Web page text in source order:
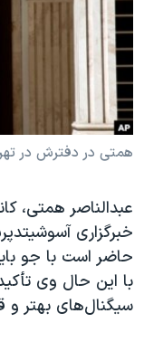
فرهنگ و زندگی
حقوق شهروندی
علم و فناوری
اسرائیل در جنگ
آرشیو پخش زنده
مستندها
انتخابات ریاست
حمله جمهوری
رمز مهسا
ورزش زنان در ایران
مجموعه مستندهای
تریبونال مردمی آبان ۹۸
دادگاه حمید نوری
چهل سال
دنبال کنید
زبانهای مختلف
همتی در دفترش در
عبدالناصر همتی،
خبرگزاری
حاضر است با جو
با این حال وی
سیگنال‌های بهتر و